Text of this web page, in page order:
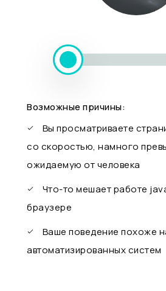
Возможные причины:
Вы просматриваете
со скоростью, намного
ожидаемую от человека
Что-то мешает работе
браузере
Ваше поведение похоже
автоматизированных систем